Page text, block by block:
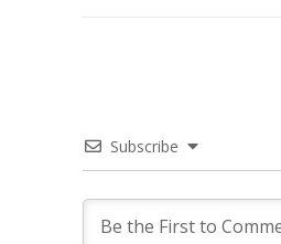
Subscribe